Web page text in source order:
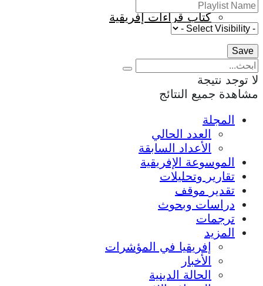
كتاب قراءات إفريقية
لا توجد نتيجة
مشاهدة جميع النتائج
المجلة
العدد الحالي
الأعداد السابقة
الموسوعة الإفريقية
تقارير وتحليلات
تقدير موقف
دراسات وبحوث
ترجمات
المزيد
إفريقيا في المؤشرات
الأخبار
الحالة الدينية